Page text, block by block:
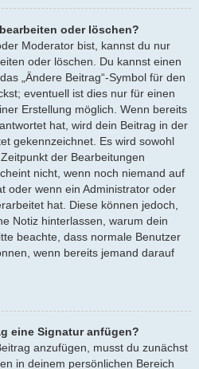
oder löschen?
Moderator bist, kannst du nur
oder löschen. Du kannst einen
„Ändere Beitrag“-Symbol für den
eventuell ist dies nur für einen
Erstellung möglich. Wenn bereits
hat, wird dein Beitrag in der
gekennzeichnet. Es wird sowohl
der Bearbeitungen
nicht, wenn noch niemand auf
oder wenn ein Administrator oder
hat. Diese können jedoch,
Notiz hinterlassen, warum dein
beachte, dass normale Benutzer
wenn bereits jemand darauf
eine Signatur anfügen?
anzufügen, musst du zunächst
in deinem persönlichen Bereich